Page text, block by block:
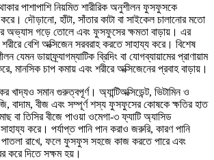
পাশাপাশি নিয়মিত শারীরিক অনুশীলন ফুসফুসকে
দৌড়ানো, হাঁটা, সাঁতার কাটা বা সাইকেল চালানোর মতো
অভ্যাস গড়ে তোলে এবং ফুসফুসের ক্ষমতা বাড়ায়। এর
শরীরে বেশি অক্সিজেন সরবরাহ করতে সাহায্য করে। বিশেষ
যেমন ডায়াফ্র্যাগম্যাটিক ব্রিদিং বা যোগব্যায়ামের প্রাণায়াম
চাপ কমায় এবং শরীরে অক্সিজেনের প্রবাহ বাড়ায়।
সমান গুরুত্বপূর্ণ। অ্যান্টিঅক্সিডেন্ট, ভিটামিন ও
বাদাম, বীজ এবং সম্পূর্ণ শস্য ফুসফুসের কোষকে ক্ষতির হাত
বা তিসির বীজে পাওয়া ওমেগা-৩ ফ্যাটি অ্যাসিড
করে। পর্যাপ্ত পানি পান করাও জরুরি, কারণ পানি
রাখে, ফলে ফুসফুস সহজে কাজ করতে পারে এবং
করে দিতে সক্ষম হয়।